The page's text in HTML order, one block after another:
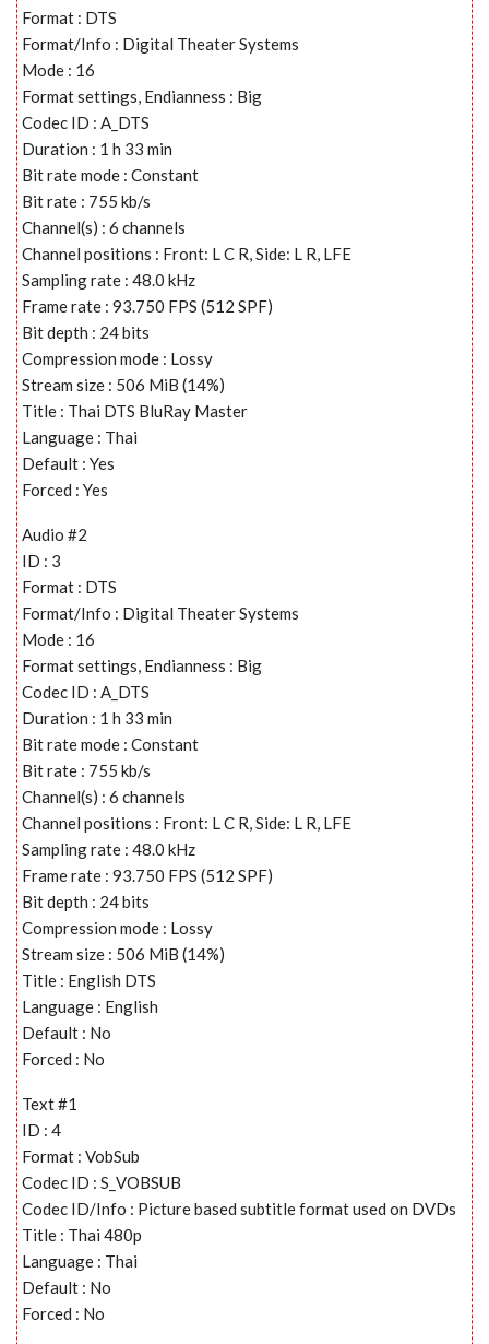
Format : DTS
Format/Info : Digital Theater Systems
Mode : 16
Format settings, Endianness : Big
Codec ID : A_DTS
Duration : 1 h 33 min
Bit rate mode : Constant
Bit rate : 755 kb/s
Channel(s) : 6 channels
Channel positions : Front: L C R, Side: L R, LFE
Sampling rate : 48.0 kHz
Frame rate : 93.750 FPS (512 SPF)
Bit depth : 24 bits
Compression mode : Lossy
Stream size : 506 MiB (14%)
Title : Thai DTS BluRay Master
Language : Thai
Default : Yes
Forced : Yes
Audio #2
ID : 3
Format : DTS
Format/Info : Digital Theater Systems
Mode : 16
Format settings, Endianness : Big
Codec ID : A_DTS
Duration : 1 h 33 min
Bit rate mode : Constant
Bit rate : 755 kb/s
Channel(s) : 6 channels
Channel positions : Front: L C R, Side: L R, LFE
Sampling rate : 48.0 kHz
Frame rate : 93.750 FPS (512 SPF)
Bit depth : 24 bits
Compression mode : Lossy
Stream size : 506 MiB (14%)
Title : English DTS
Language : English
Default : No
Forced : No
Text #1
ID : 4
Format : VobSub
Codec ID : S_VOBSUB
Codec ID/Info : Picture based subtitle format used on DVDs
Title : Thai 480p
Language : Thai
Default : No
Forced : No